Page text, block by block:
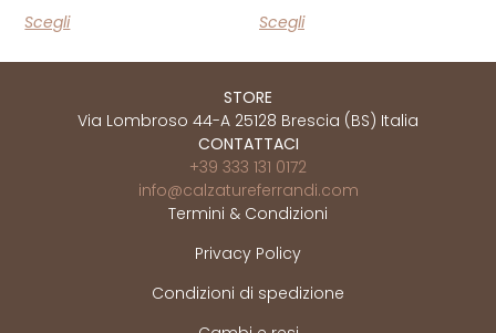
Scegli
Scegli
STORE
Via Lombroso 44-A 25128 Brescia (BS) Italia
CONTATTACI
+39 333 131 0172
info@calzatureferrandi.com
Termini & Condizioni
Privacy Policy
Condizioni di spedizione